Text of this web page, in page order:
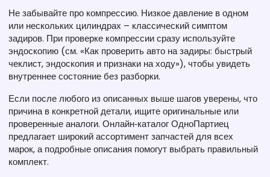
Не забывайте про компрессию. Низкое давление в одном
или нескольких цилиндрах – классический симптом
задиров. При проверке компрессии сразу используйте
эндоскопию (см. «Как проверить авто на задиры: быстрый
чеклист, эндоскопия и признаки на ходу»), чтобы увидеть
внутреннее состояние без разборки.
Если после любого из описанных выше шагов уверены, что
причина в конкретной детали, ищите оригинальные или
проверенные аналоги. Онлайн‑каталог ОдноПартиец
предлагает широкий ассортимент запчастей для всех
марок, а подробные описания помогут выбрать правильный
комплект.